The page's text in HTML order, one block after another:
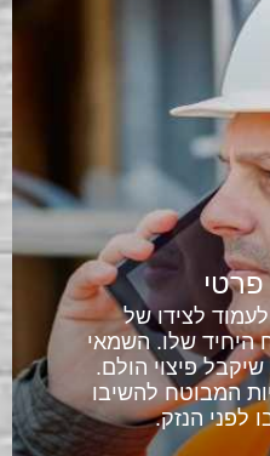
לצידו של
היחיד שלו. השמאי
פיצוי הולם.
המבוטח להשיבו
לפני הנזק.